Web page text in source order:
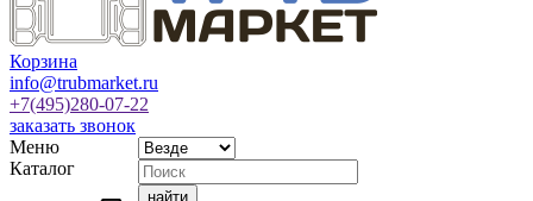
Корзина
info@trubmarket.ru
+7(495)280-07-22
заказать звонок
Меню
Каталог